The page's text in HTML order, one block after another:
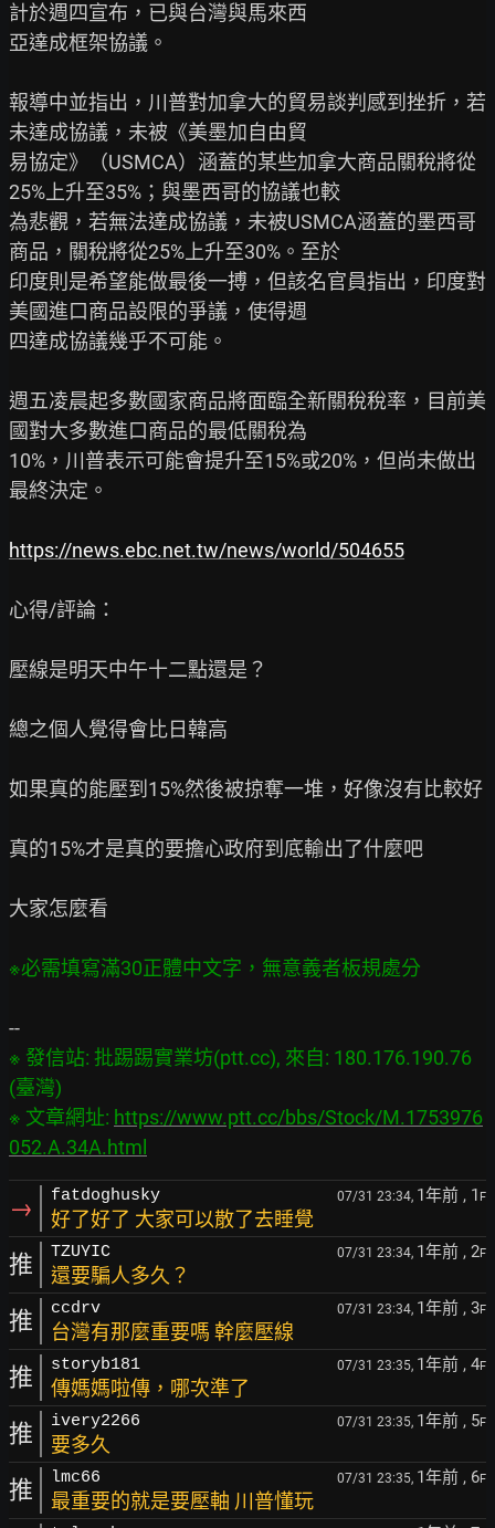
計於週四宣布，已與台灣與馬來西
亞達成框架協議。
報導中並指出，川普對加拿大的貿易談判感到挫折，若
未達成協議，未被《美墨加自由貿
易協定》（USMCA）涵蓋的某些加拿大商品關稅將從
25%上升至35%；與墨西哥的協議也較
為悲觀，若無法達成協議，未被USMCA涵蓋的墨西哥
商品，關稅將從25%上升至30%。至於
印度則是希望能做最後一搏，但該名官員指出，印度對
美國進口商品設限的爭議，使得週
四達成協議幾乎不可能。
週五凌晨起多數國家商品將面臨全新關稅稅率，目前美
國對大多數進口商品的最低關稅為
10%，川普表示可能會提升至15%或20%，但尚未做出
最終決定。
https://news.ebc.net.tw/news/world/504655
心得/評論：
壓線是明天中午十二點還是？
總之個人覺得會比日韓高
如果真的能壓到15%然後被掠奪一堆，好像沒有比較好
真的15%才是真的要擔心政府到底輸出了什麼吧
大家怎麼看
※ 發信站: 批踢踢實業坊(ptt.cc), 來自: 180.176.190.76
(臺灣)
※ 文章網址: https://www.ptt.cc/bbs/Stock/M.1753976
052.A.34A.html
→ fatdoghusky 07/31 23:34, 1年前 , 1 F
好了好了 大家可以散了去睡覺
推 TZUYIC 07/31 23:34, 1年前 , 2F
還要騙人多久？
推 ccdrv 07/31 23:34, 1年前 , 3F
台灣有那麼重要嗎 幹麼壓線
推 storyb181 07/31 23:35, 1年前 , 4F
傳媽媽啦傳，哪次準了
推 ivery2266 07/31 23:35, 1年前 , 5F
要多久
推 lmc66 07/31 23:35, 1年前 , 6F
最重要的就是要壓軸 川普懂玩